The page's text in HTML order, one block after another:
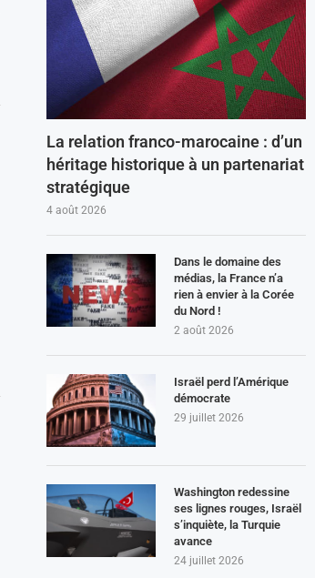
La relation franco-marocaine : d’un
héritage historique à un partenariat
stratégique
4 août 2026
Dans le domaine des
médias, la France n’a
rien à envier à la Corée
du Nord !
2 août 2026
Israël perd l’Amérique
démocrate
29 juillet 2026
Washington redessine
ses lignes rouges, Israël
s’inquiète, la Turquie
avance
24 juillet 2026